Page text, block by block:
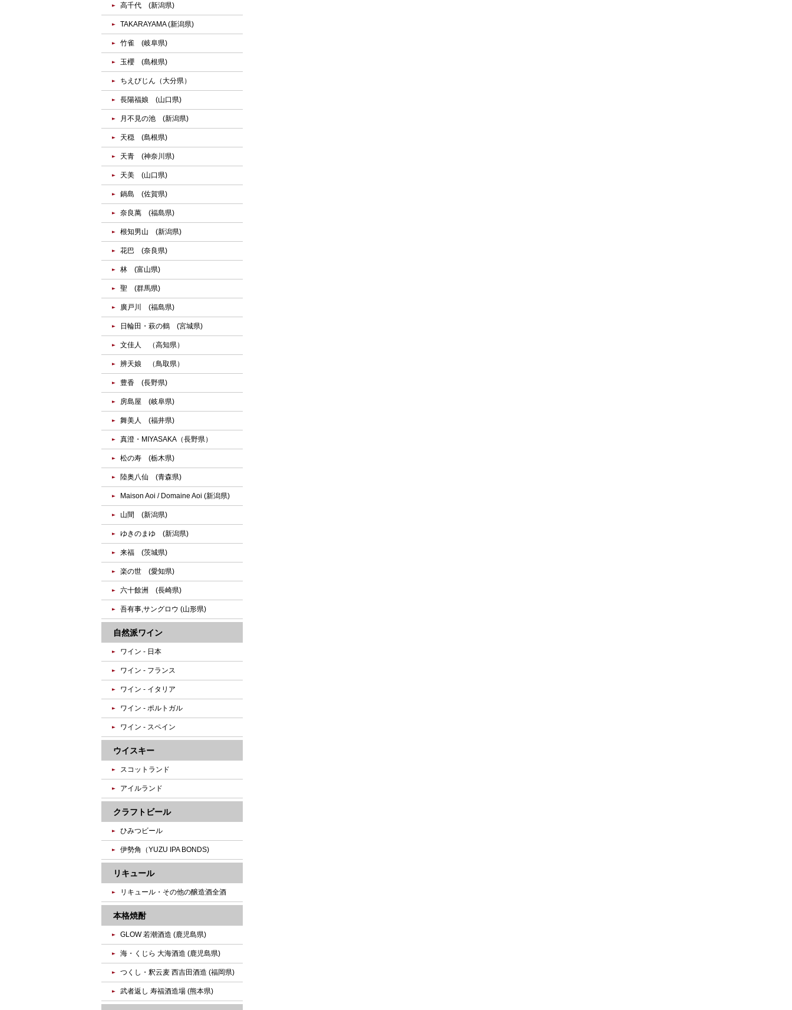
高千代 (新潟県)
TAKARAYAMA (新潟県)
竹雀 (岐阜県)
玉櫻 (島根県)
ちえびじん（大分県）
長陽福娘 (山口県)
月不見の池 (新潟県)
天穏 (島根県)
天青 (神奈川県)
天美 (山口県)
鍋島 (佐賀県)
奈良萬 (福島県)
根知男山 (新潟県)
花巴 (奈良県)
林 (富山県)
聖 (群馬県)
廣戸川 (福島県)
日輪田・萩の鶴 (宮城県)
文佳人 （高知県）
辨天娘 （鳥取県）
豊香 (長野県)
房島屋 (岐阜県)
舞美人 (福井県)
真澄・MIYASAKA（長野県）
松の寿 (栃木県)
陸奥八仙 (青森県)
Maison Aoi / Domaine Aoi (新潟県)
山間 (新潟県)
ゆきのまゆ (新潟県)
来福 (茨城県)
楽の世 (愛知県)
六十餘洲 (長崎県)
吾有事,サングロウ (山形県)
自然派ワイン
ワイン - 日本
ワイン - フランス
ワイン - イタリア
ワイン - ポルトガル
ワイン - スペイン
ウイスキー
スコットランド
アイルランド
クラフトビール
ひみつビール
伊勢角（YUZU IPA BONDS)
リキュール
リキュール・その他の醸造酒全酒
本格焼酎
GLOW 若潮酒造 (鹿児島県)
海・くじら 大海酒造 (鹿児島県)
つくし・釈云麦 西吉田酒造 (福岡県)
武者返し 寿福酒造場 (熊本県)